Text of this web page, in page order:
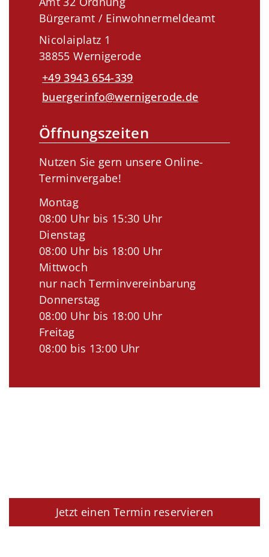
Bürgeramt / Einwohnermeldeamt
Nicolaiplatz 1
38855 Wernigerode
+49 3943 654-339
buergerinfo@wernigerode.de
Öffnungszeiten
Nutzen Sie gern unsere Online-
Terminvergabe!
Montag
08:00 Uhr bis 15:30 Uhr
Dienstag
08:00 Uhr bis 18:00 Uhr
Mittwoch
nur nach Terminvereinbarung
Donnerstag
08:00 Uhr bis 18:00 Uhr
Freitag
08:00 bis 13:00 Uhr
Jetzt einen Termin reservieren